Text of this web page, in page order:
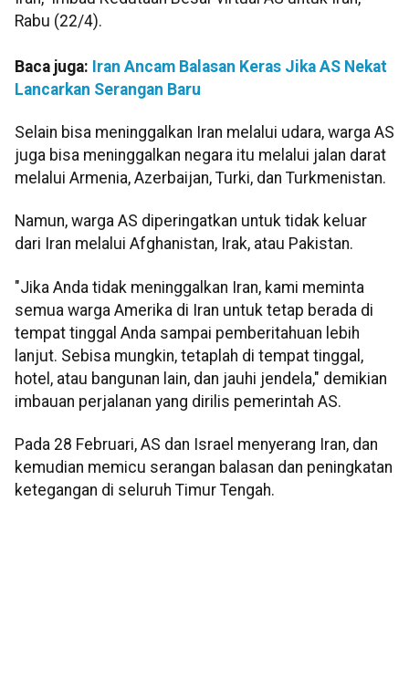
Rabu (22/4).
Baca juga: Iran Ancam Balasan Keras Jika AS Nekat
Lancarkan Serangan Baru
Selain bisa meninggalkan Iran melalui udara, warga AS
juga bisa meninggalkan negara itu melalui jalan darat
melalui Armenia, Azerbaijan, Turki, dan Turkmenistan.
Namun, warga AS diperingatkan untuk tidak keluar
dari Iran melalui Afghanistan, Irak, atau Pakistan.
"Jika Anda tidak meninggalkan Iran, kami meminta
semua warga Amerika di Iran untuk tetap berada di
tempat tinggal Anda sampai pemberitahuan lebih
lanjut. Sebisa mungkin, tetaplah di tempat tinggal,
hotel, atau bangunan lain, dan jauhi jendela," demikian
imbauan perjalanan yang dirilis pemerintah AS.
Pada 28 Februari, AS dan Israel menyerang Iran, dan
kemudian memicu serangan balasan dan peningkatan
ketegangan di seluruh Timur Tengah.